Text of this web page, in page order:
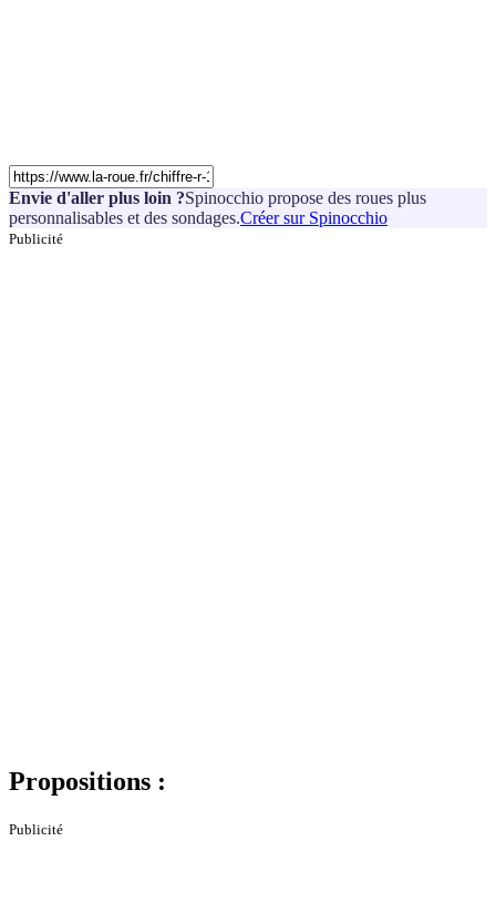
Envie d'aller plus loin ?Spinocchio propose des roues plus
personnalisables et des sondages.Créer sur Spinocchio
Publicité
Propositions :
Publicité